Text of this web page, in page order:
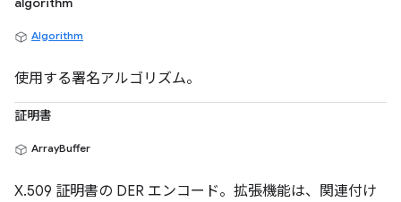
Algorithm
使用する署名アルゴリズム。
証明書
ArrayBuffer
X.509 証明書の DER エンコード。拡張機能は、関連付け